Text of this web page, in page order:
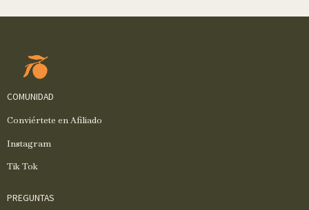
COMUNIDAD
Conviértete en Afiliado
Instagram
Tik Tok
PREGUNTAS